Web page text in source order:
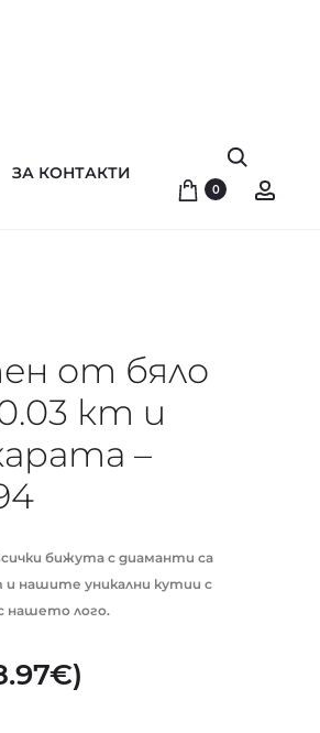
ЗА КОНТАКТИ
0
от бяло
кт и
–
бижута с диаманти са
нашите уникални кутии с
нашето лого.
€)